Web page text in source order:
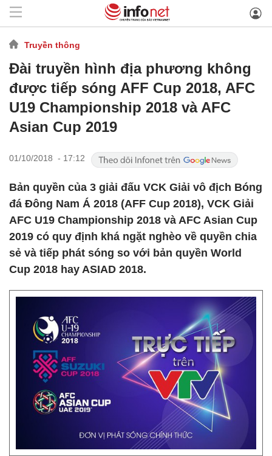
Truyền thông
Đài truyền hình địa phương không
được tiếp sóng AFF Cup 2018, AFC
U19 Championship 2018 và AFC
Asian Cup 2019
01/10/2018 - 17:12
Bản quyền của 3 giải đấu VCK Giải vô địch Bóng
đá Đông Nam Á 2018 (AFF Cup 2018), VCK Giải
AFC U19 Championship 2018 và AFC Asian Cup
2019 có quy định khá ngặt nghèo về quyền chia
sẻ và tiếp phát sóng so với bản quyền World
Cup 2018 hay ASIAD 2018.